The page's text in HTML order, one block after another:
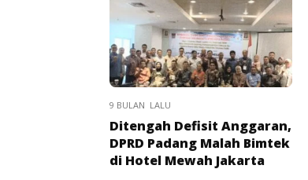
9 BULAN LALU
Ditengah Defisit Anggaran,
DPRD Padang Malah Bimtek
di Hotel Mewah Jakarta